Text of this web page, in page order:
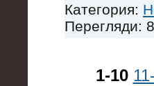
Категория:
Перегляди:
1-10